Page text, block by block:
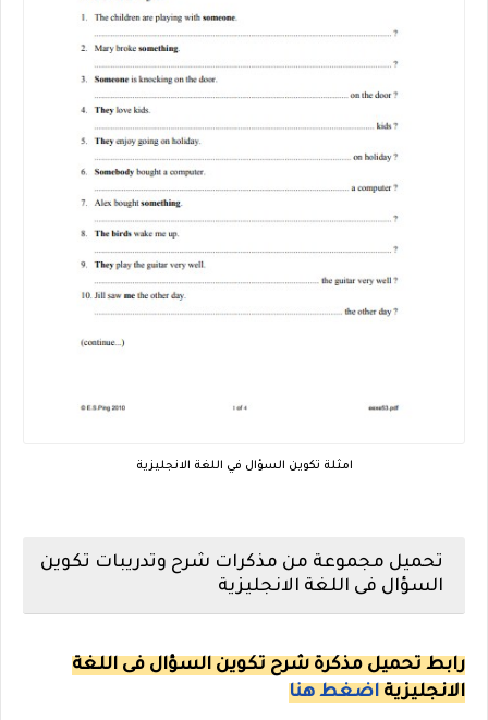
امثلة تكوين السؤال في اللغة الانجليزية
تحميل مجموعة من مذكرات شرح وتدريبات تكوين
السؤال فى اللغة الانجليزية
رابط تحميل مذكرة شرح تكوين السؤال فى اللغة
الانجليزية اضغط هنا